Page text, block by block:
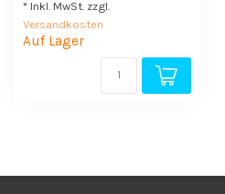
* Inkl. MwSt. zzgl.
Versandkosten
Auf Lager